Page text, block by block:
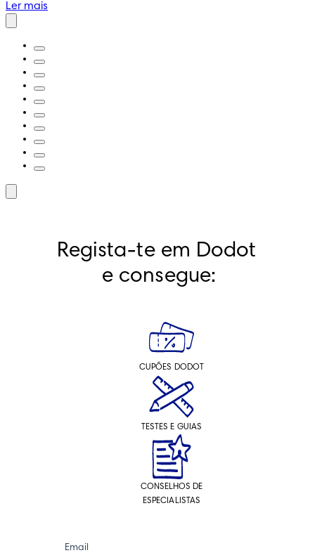
Ler mais
Regista-te em Dodot
e consegue:
CUPÕES DODOT
TESTES E GUIAS
CONSELHOS DE
ESPECIALISTAS
Email